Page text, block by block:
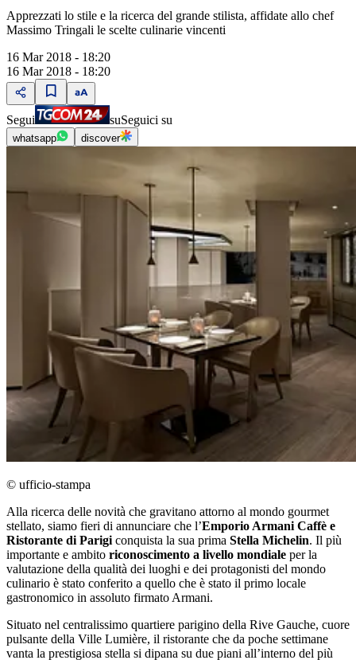
Apprezzati lo stile e la ricerca del grande stilista, affidate allo chef
Massimo Tringali le scelte culinarie vincenti
16 Mar 2018 - 18:20
16 Mar 2018 - 18:20
Segui suSeguici su
whatsapp discover
© ufficio-stampa
Alla ricerca delle novità che gravitano attorno al mondo gourmet
stellato, siamo fieri di annunciare che l’Emporio Armani Caffè e
Ristorante di Parigi conquista la sua prima Stella Michelin. Il più
importante e ambito riconoscimento a livello mondiale per la
valutazione della qualità dei luoghi e dei protagonisti del mondo
culinario è stato conferito a quello che è stato il primo locale
gastronomico in assoluto firmato Armani.
Situato nel centralissimo quartiere parigino della Rive Gauche, cuore
pulsante della Ville Lumière, il ristorante che da poche settimane
vanta la prestigiosa stella si dipana su due piani all’interno del più